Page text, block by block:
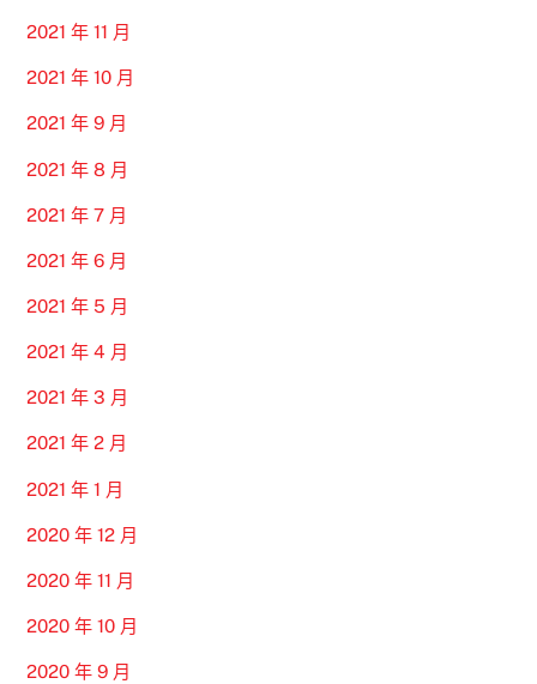
2021 年 11 月
2021 年 10 月
2021 年 9 月
2021 年 8 月
2021 年 7 月
2021 年 6 月
2021 年 5 月
2021 年 4 月
2021 年 3 月
2021 年 2 月
2021 年 1 月
2020 年 12 月
2020 年 11 月
2020 年 10 月
2020 年 9 月